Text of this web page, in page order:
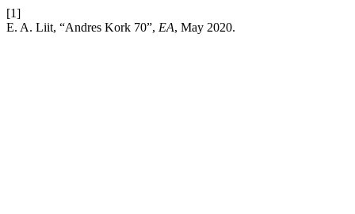
[1]
E. A. Liit, “Andres Kork 70”, EA, May 2020.